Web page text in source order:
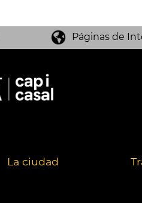
Páginas de
La ciudad